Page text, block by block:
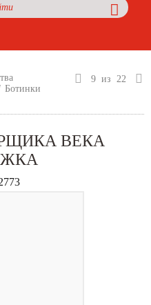
Ботинки
9 из 22
ВЕКА